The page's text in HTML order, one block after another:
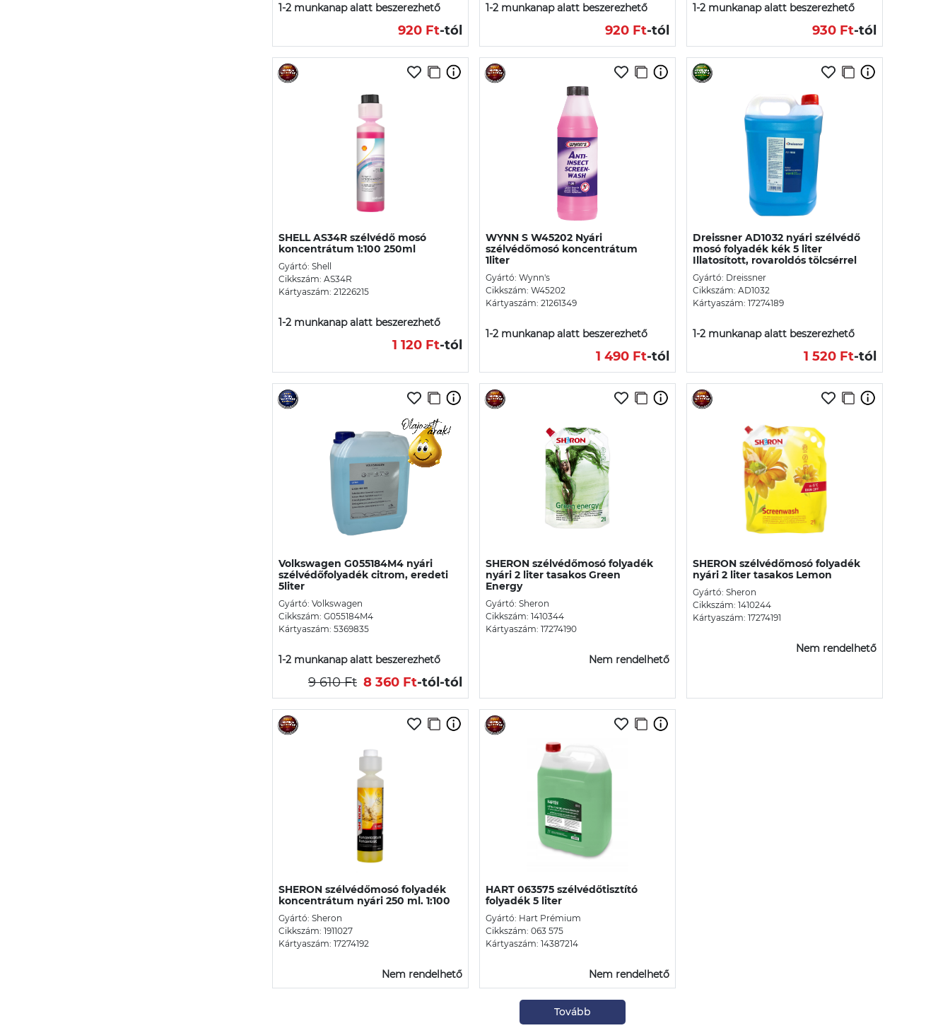
1-2 munkanap alatt beszerezhető
920 Ft-tól
1-2 munkanap alatt beszerezhető
920 Ft-tól
1-2 munkanap alatt beszerezhető
930 Ft-tól
SHELL AS34R szélvédő mosó
koncentrátum 1:100 250ml
Gyártó: Shell
Cikkszám: AS34R
Kártyaszám: 21226215
1-2 munkanap alatt beszerezhető
1 120 Ft-tól
WYNN S W45202 Nyári
szélvédőmosó koncentrátum
1liter
Gyártó: Wynn's
Cikkszám: W45202
Kártyaszám: 21261349
1-2 munkanap alatt beszerezhető
1 490 Ft-tól
Dreissner AD1032 nyári szélvédő
mosó folyadék kék 5 liter
Illatosított, rovaroldós tölcsérrel
Gyártó: Dreissner
Cikkszám: AD1032
Kártyaszám: 17274189
1-2 munkanap alatt beszerezhető
1 520 Ft-tól
Volkswagen G055184M4 nyári
szélvédőfolyadék citrom, eredeti
5liter
Gyártó: Volkswagen
Cikkszám: G055184M4
Kártyaszám: 5369835
1-2 munkanap alatt beszerezhető
9 610 Ft 8 360 Ft-tól-tól
SHERON szélvédőmosó folyadék
nyári 2 liter tasakos Green
Energy
Gyártó: Sheron
Cikkszám: 1410344
Kártyaszám: 17274190
Nem rendelhető
SHERON szélvédőmosó folyadék
nyári 2 liter tasakos Lemon
Gyártó: Sheron
Cikkszám: 1410244
Kártyaszám: 17274191
Nem rendelhető
SHERON szélvédőmosó folyadék
koncentrátum nyári 250 ml. 1:100
Gyártó: Sheron
Cikkszám: 1911027
Kártyaszám: 17274192
Nem rendelhető
HART 063575 szélvédőtisztító
folyadék 5 liter
Gyártó: Hart Prémium
Cikkszám: 063 575
Kártyaszám: 14387214
Nem rendelhető
Tovább